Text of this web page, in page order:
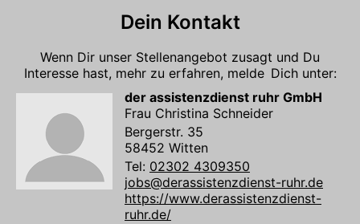
Dein Kontakt
Wenn Dir unser Stellenangebot zusagt und Du
Interesse hast, mehr zu erfahren, melde Dich unter:
der assistenzdienst ruhr GmbH
Frau Christina Schneider
Bergerstr. 35
58452 Witten
Tel: 02302 4309350
jobs@derassistenzdienst-ruhr.de
https://www.derassistenzdienst-
ruhr.de/